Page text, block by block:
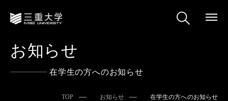
お知らせ
在学生の方へのお知らせ
TOP お知らせ 在学生の方へのお知らせ